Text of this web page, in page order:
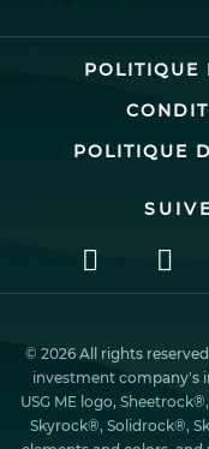
POLITIQUE
POLITIQUE
© 2026 All rights
investment company’s
USG ME logo,
Skyrock®, Solidrock®,